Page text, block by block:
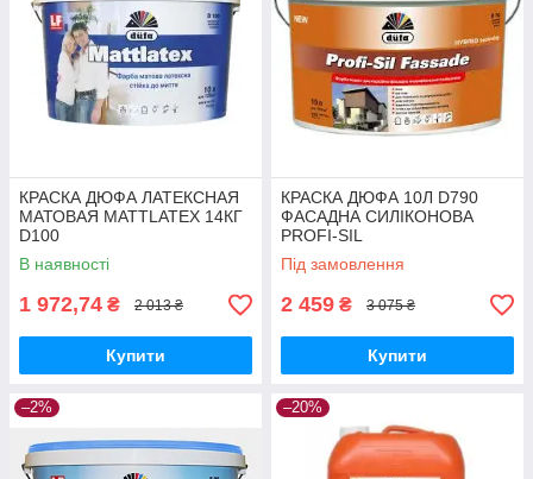
КРАСКА ДЮФА ЛАТЕКСНАЯ
МАТОВАЯ MATTLATEX 14КГ
D100
В наявності
1 972,74 ₴ 2 013 ₴
Купити
КРАСКА ДЮФА 10Л D790
ФАСАДНА СИЛІКОНОВА
PROFI-SIL
Під замовлення
2 459 ₴ 3 075 ₴
Купити
–2% –20%